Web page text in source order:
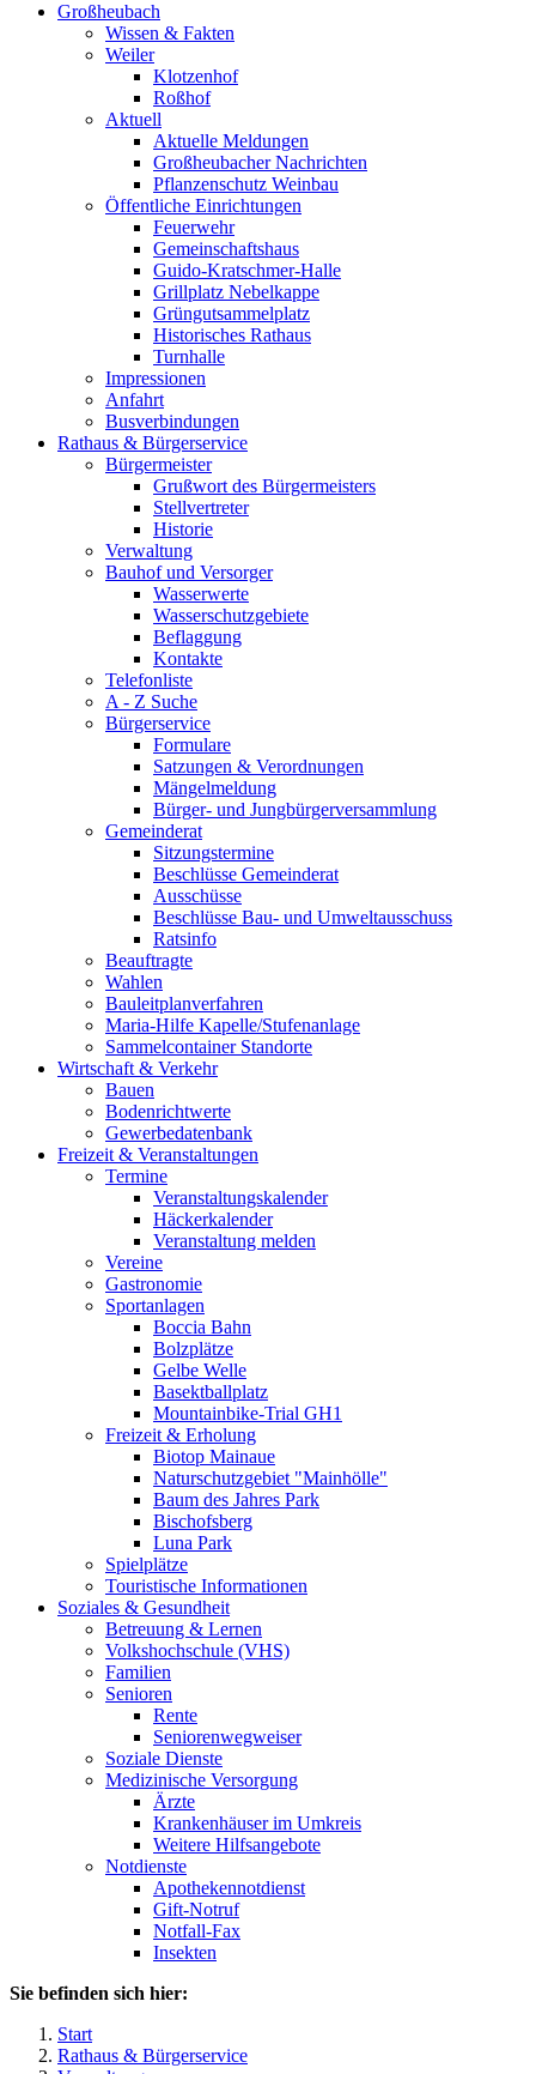
Großheubach
Wissen & Fakten
Weiler
Klotzenhof
Roßhof
Aktuell
Aktuelle Meldungen
Großheubacher Nachrichten
Pflanzenschutz Weinbau
Öffentliche Einrichtungen
Feuerwehr
Gemeinschaftshaus
Guido-Kratschmer-Halle
Grillplatz Nebelkappe
Grüngutsammelplatz
Historisches Rathaus
Turnhalle
Impressionen
Anfahrt
Busverbindungen
Rathaus & Bürgerservice
Bürgermeister
Grußwort des Bürgermeisters
Stellvertreter
Historie
Verwaltung
Bauhof und Versorger
Wasserwerte
Wasserschutzgebiete
Beflaggung
Kontakte
Telefonliste
A - Z Suche
Bürgerservice
Formulare
Satzungen & Verordnungen
Mängelmeldung
Bürger- und Jungbürgerversammlung
Gemeinderat
Sitzungstermine
Beschlüsse Gemeinderat
Ausschüsse
Beschlüsse Bau- und Umweltausschuss
Ratsinfo
Beauftragte
Wahlen
Bauleitplanverfahren
Maria-Hilfe Kapelle/Stufenanlage
Sammelcontainer Standorte
Wirtschaft & Verkehr
Bauen
Bodenrichtwerte
Gewerbedatenbank
Freizeit & Veranstaltungen
Termine
Veranstaltungskalender
Häckerkalender
Veranstaltung melden
Vereine
Gastronomie
Sportanlagen
Boccia Bahn
Bolzplätze
Gelbe Welle
Basektballplatz
Mountainbike-Trial GH1
Freizeit & Erholung
Biotop Mainaue
Naturschutzgebiet "Mainhölle"
Baum des Jahres Park
Bischofsberg
Luna Park
Spielplätze
Touristische Informationen
Soziales & Gesundheit
Betreuung & Lernen
Volkshochschule (VHS)
Familien
Senioren
Rente
Seniorenwegweiser
Soziale Dienste
Medizinische Versorgung
Ärzte
Krankenhäuser im Umkreis
Weitere Hilfsangebote
Notdienste
Apothekennotdienst
Gift-Notruf
Notfall-Fax
Insekten
Sie befinden sich hier:
Start
Rathaus & Bürgerservice